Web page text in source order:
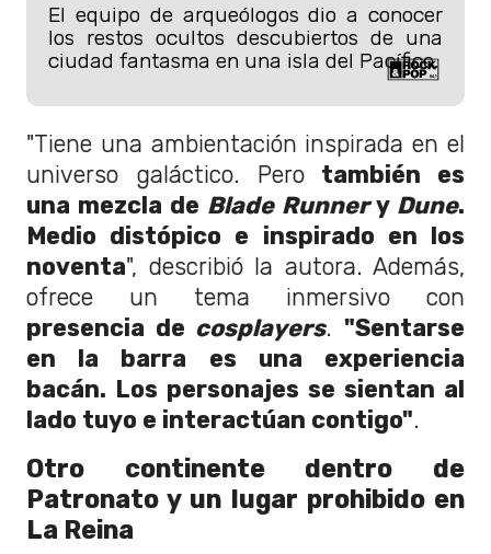
El equipo de arqueólogos dio a conocer
los restos ocultos descubiertos de una
ciudad fantasma en una isla del Pacífico.
"Tiene una ambientación inspirada en el
universo galáctico. Pero también es
una mezcla de Blade Runnery Dune.
Medio distópico e inspirado en los
noventa", describió la autora. Además,
ofrece un tema inmersivo con
presencia de cosplayers."Sentarse
en la barra es una experiencia
bacán. Los personajes se sientan al
lado tuyo e interactúan contigo".
Otro continente dentro de
Patronato y un lugar prohibido en
La Reina